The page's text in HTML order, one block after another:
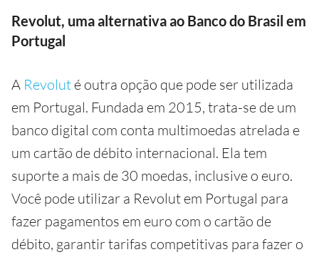
Revolut, uma alternativa ao Banco do Brasil em
Portugal
A Revolut é outra opção que pode ser utilizada
em Portugal. Fundada em 2015, trata-se de um
banco digital com conta multimoedas atrelada e
um cartão de débito internacional. Ela tem
suporte a mais de 30 moedas, inclusive o euro.
Você pode utilizar a Revolut em Portugal para
fazer pagamentos em euro com o cartão de
débito, garantir tarifas competitivas para fazer o